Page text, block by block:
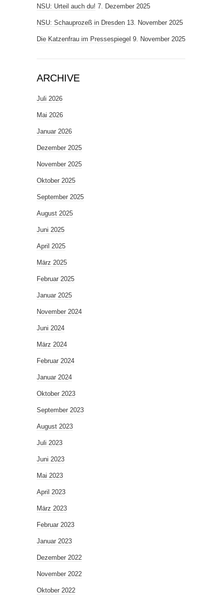
NSU: Urteil auch du! 7. Dezember 2025
NSU: Schauprozeß in Dresden 13. November 2025
Die Katzenfrau im Pressespiegel 9. November 2025
ARCHIVE
Juli 2026
Mai 2026
Januar 2026
Dezember 2025
November 2025
Oktober 2025
September 2025
August 2025
Juni 2025
April 2025
März 2025
Februar 2025
Januar 2025
November 2024
Juni 2024
März 2024
Februar 2024
Januar 2024
Oktober 2023
September 2023
August 2023
Juli 2023
Juni 2023
Mai 2023
April 2023
März 2023
Februar 2023
Januar 2023
Dezember 2022
November 2022
Oktober 2022